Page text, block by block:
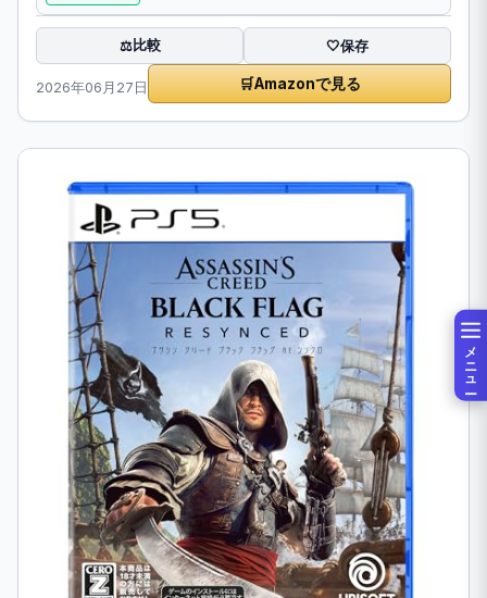
メニュー
⚖️比較 🤍保存
2026年06月27日 🛒Amazonで見る